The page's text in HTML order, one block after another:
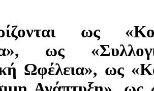
ως
ως
Ωφέλεια», ως